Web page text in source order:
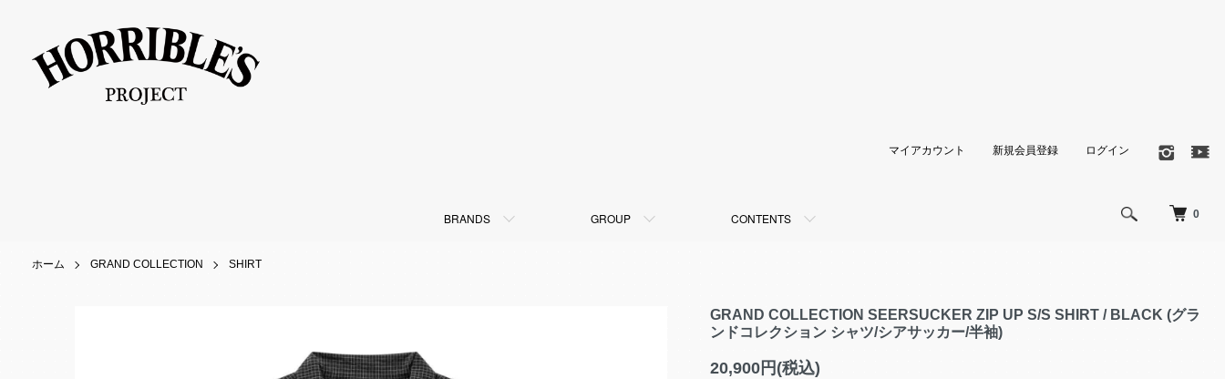
0
BRANDS GROUP CONTENTS
マイアカウント 新規会員登録 ログイン
ホーム GRAND COLLECTION SHIRT
GRAND COLLECTION SEERSUCKER ZIP UP S/S SHIRT / BLACK (グラ
ンドコレクション シャツ/シアサッカー/半袖)
20,900円(税込)